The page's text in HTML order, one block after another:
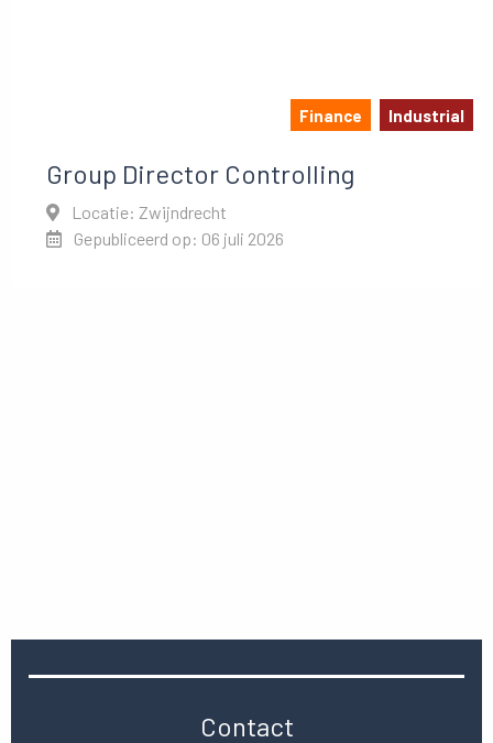
Finance Industrial
Group Director Controlling
Locatie: Zwijndrecht
Gepubliceerd op: 06 juli 2026
Contact